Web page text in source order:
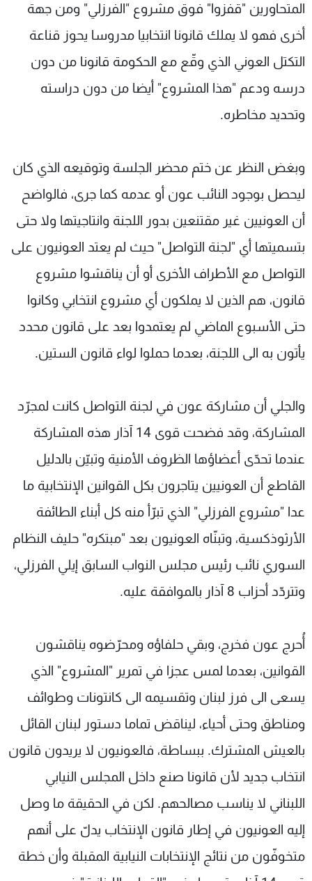
المتحاورين "قفزوا" فوق مشروع "الفرزلي" ومن جهة
أخرى فهو لا يملك قانونا انتخابيا مدروسا يحوز قناعة
التكتل العوني الذي وقّع مع الحكومة قانونا من دون
درسه ودعم "هذا المشروع" أيضا من دون دراسته
وتحديد مخاطره.
وبغض النظر عن ختم محضر الجلسة وتوقيعه الذي كان
ليحصل بوجود النائب عون أو عدمه كما جرى، فالواضح
أن العونيين غير مقتنعين بدور اللجنة وانتاجيتها ولا حتى
بتسميتها أي "لجنة التواصل" حيث لم يعتد العونيون على
التواصل مع الأطراف الأخرى أو أن يناقشوا مشروع
قانون، هم الذين لا يملكون أي مشروع انتخابي وكانوا
حتى الأسبوع الماضي لم يعتمدوا بعد على قانون محدد
يأتون به الى اللجنة، بعدما حملوا لواء قانون الستين.
والجلي أن مشاركة عون في لجنة التواصل كانت لمجرّد
المشاركة، وقد فضحت قوى 14 آذار هذه المشاركة
عندما تحدّى أعضاؤها الظروف الأمنية وتبيّن بالدليل
القاطع أن العونيين يتاجرون بكل القوانين الإنتخابية ما
عدا "مشروع الفرزلي" الذي تبرّأ منه كل أبناء الطائفة
الأرثوذكسية، وتبنّاه العونيون بعد "مبتكره" حليف النظام
السوري نائب رئيس مجلس النواب السابق إيلي الفرزلي،
وتتردّد أحزاب 8 آذار بالموافقة عليه.
أُحرج عون فخرج، وبقي حلفاؤه ومحرّضوه يناقشون
القوانين، بعدما لمس عجزا في تمرير "المشروع" الذي
يسعى الى فرز لبنان وتقسيمه الى كانتونات وطوائف
ومناطق وحتى أحياء، ليناقض تماما دستور لبنان القائل
بالعيش المشترك. ببساطة، فالعونيون لا يريدون قانون
انتخاب جديد لأن قانونا صنع داخل المجلس النيابي
اللبناني لا يناسب مصالحهم. لكن في الحقيقة ما وصل
إليه العونيون في إطار قانون الإنتخاب يدلّ على أنهم
متخوفّون من نتائج الإنتخابات النيابية المقبلة وأن خطة